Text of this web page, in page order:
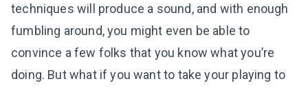
techniques will produce a sound, and with enough
fumbling around, you might even be able to
convince a few folks that you know what you’re
doing. But what if you want to take your playing to